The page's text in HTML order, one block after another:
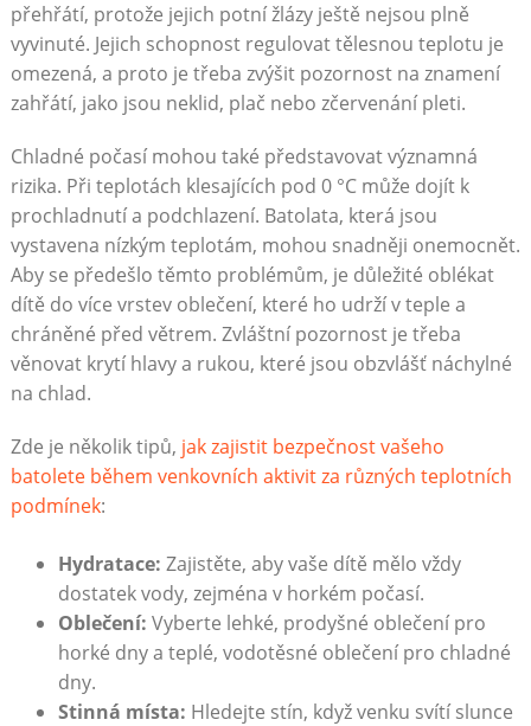
přehřátí, protože jejich potní žlázy ještě nejsou plně
vyvinuté. Jejich schopnost regulovat tělesnou teplotu je
omezená, a proto je třeba zvýšit pozornost na znamení
zahřátí, jako jsou neklid, plač nebo zčervenání pleti.
Chladné počasí mohou také představovat významná
rizika. Při teplotách klesajících pod 0 °C může dojít k
prochladnutí a podchlazení. Batolata, která jsou
vystavena nízkým teplotám, mohou snadněji onemocnět.
Aby se předešlo těmto problémům, je důležité oblékat
dítě do více vrstev oblečení, které ho udrží v teple a
chráněné před větrem. Zvláštní pozornost je třeba
věnovat krytí hlavy a rukou, které jsou obzvlášť náchylné
na chlad.
Zde je několik tipů, jak zajistit bezpečnost vašeho
batolete během venkovních aktivit za různých teplotních
podmínek:
Hydratace: Zajistěte, aby vaše dítě mělo vždy
dostatek vody, zejména v horkém počasí.
Oblečení: Vyberte lehké, prodyšné oblečení pro
horké dny a teplé, vodotěsné oblečení pro chladné
dny.
Stinná místa: Hledejte stín, když venku svítí slunce